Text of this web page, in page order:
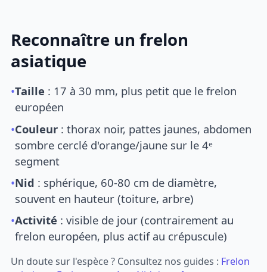
Reconnaître un frelon
asiatique
•Taille : 17 à 30 mm, plus petit que le frelon
européen
•Couleur : thorax noir, pattes jaunes, abdomen
sombre cerclé d'orange/jaune sur le 4ᵉ
segment
•Nid : sphérique, 60-80 cm de diamètre,
souvent en hauteur (toiture, arbre)
•Activité : visible de jour (contrairement au
frelon européen, plus actif au crépuscule)
Un doute sur l'espèce ? Consultez nos guides : Frelon